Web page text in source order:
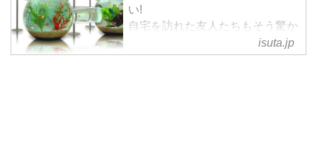
い!
自宅を訪れた友人たちもそう驚か
ずにはいられないこちらは
「LABYRINTH AQUARIUM(ラビ
isuta.jp